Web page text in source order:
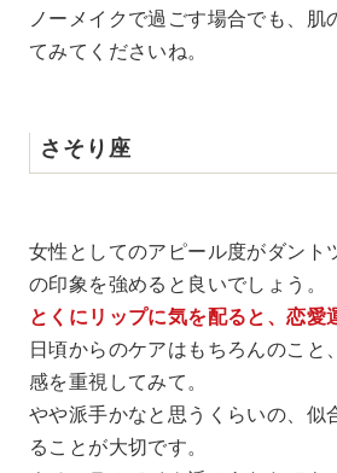
ノーメイクで過ごす場合でも、肌
てみてくださいね。
さそり座
女性としてのアピール度がダント
の印象を強めると良いでしょう。
とくにリップに気を配ると、恋愛
日頃からのケアはもちろんのこと
感を重視してみて。
やや派手かなと思うくらいの、似
ることが大切です。